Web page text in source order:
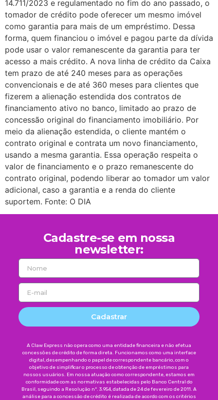
14.711/2023 e regulamentado no fim do ano passado, o
tomador de crédito pode oferecer um mesmo imóvel
como garantia para mais de um empréstimo. Dessa
forma, quem financiou o imóvel e pagou parte da dívida
pode usar o valor remanescente da garantia para ter
acesso a mais crédito. A nova linha de crédito da Caixa
tem prazo de até 240 meses para as operações
convencionais e de até 360 meses para clientes que
fizerem a alienação estendida dos contratos de
financiamento ativo no banco, limitado ao prazo de
concessão original do financiamento imobiliário. Por
meio da alienação estendida, o cliente mantém o
contrato original e contrata um novo financiamento,
usando a mesma garantia. Essa operação respeita o
valor de financiamento e o prazo remanescente do
contrato original, podendo liberar ao tomador um valor
adicional, caso a garantia e a renda do cliente
suportem. Fonte: O DIA
Cadastre-se em nossa
newsletter:
Cadastrar
A Claw Express não opera como uma entidade financeira e não efetua
concessões de crédito de forma direta. Funcionamos como uma interface
digital, desempenhando o papel de correspondente bancário, com o
objetivo de simplificar o processo de obtenção de empréstimos para
nossos usuários. Em nossa atuação como correspondente, estamos em
conformidade com as normativas estabelecidas pelo Banco Central do
Brasil, seguindo a Resolução nº. 3.954, datada de 24 de fevereiro de 2011. A
análise para a concessão de crédito é realizada de acordo com os critérios